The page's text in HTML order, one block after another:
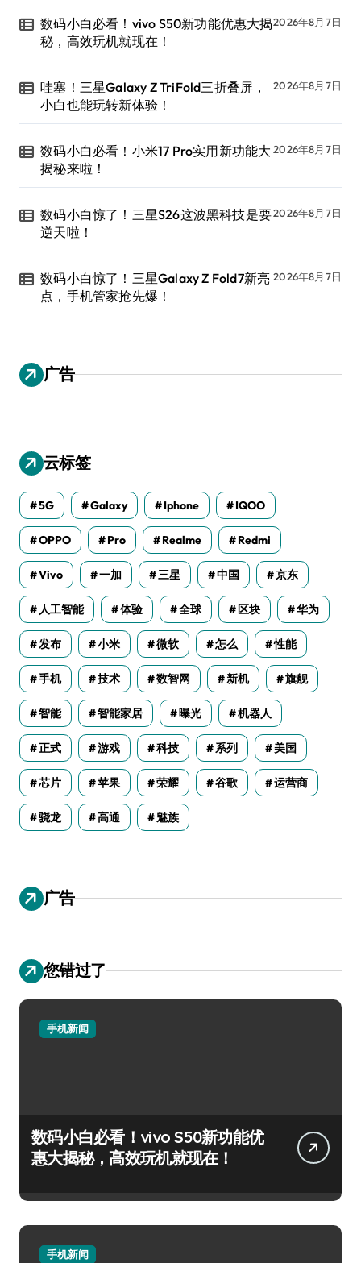
数码小白必看！vivo S50新功能优惠大揭
秘，高效玩机就现在！
2026年8月7日
哇塞！三星Galaxy Z TriFold三折叠屏，
小白也能玩转新体验！
2026年8月7日
数码小白必看！小米17 Pro实用新功能大
揭秘来啦！
2026年8月7日
数码小白惊了！三星S26这波黑科技是要
逆天啦！
2026年8月7日
数码小白惊了！三星Galaxy Z Fold7新亮
点，手机管家抢先爆！
2026年8月7日
广告
云标签
5G Galaxy Iphone IQOO
OPPO Pro Realme Redmi
Vivo 一加 三星 中国 京东
人工智能 体验 全球 区块 华为
发布 小米 微软 怎么 性能
手机 技术 数智网 新机 旗舰
智能 智能家居 曝光 机器人
正式 游戏 科技 系列 美国
芯片 苹果 荣耀 谷歌 运营商
骁龙 高通 魅族
广告
您错过了
手机新闻
数码小白必看！vivo S50新功能优
惠大揭秘，高效玩机就现在！
手机新闻